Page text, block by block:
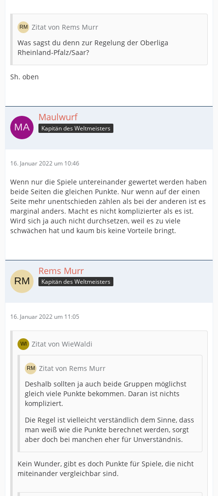
Zitat von Rems Murr
Was sagst du denn zur Regelung der Oberliga
Rheinland-Pfalz/Saar?
Sh. oben
Maulwurf
Kapitän des Weltmeisters
16. Januar 2022 um 10:46
Wenn nur die Spiele untereinander gewertet werden haben
beide Seiten die gleichen Punkte. Nur wenn auf der einen
Seite mehr unentschieden zählen als bei der anderen ist es
marginal anders. Macht es nicht komplizierter als es ist.
Wird sich ja auch nicht durchsetzen, weil es zu viele
schwächen hat und kaum bis keine Vorteile bringt.
Rems Murr
Kapitän des Weltmeisters
16. Januar 2022 um 11:05
Zitat von WieWaldi
Zitat von Rems Murr
Deshalb sollten ja auch beide Gruppen möglichst
gleich viele Punkte bekommen. Daran ist nichts
kompliziert.
Die Regel ist vielleicht verständlich dem Sinne, dass
man weiß wie die Punkte berechnet werden, sorgt
aber doch bei manchen eher für Unverständnis.
Kein Wunder, gibt es doch Punkte für Spiele, die nicht
miteinander vergleichbar sind.